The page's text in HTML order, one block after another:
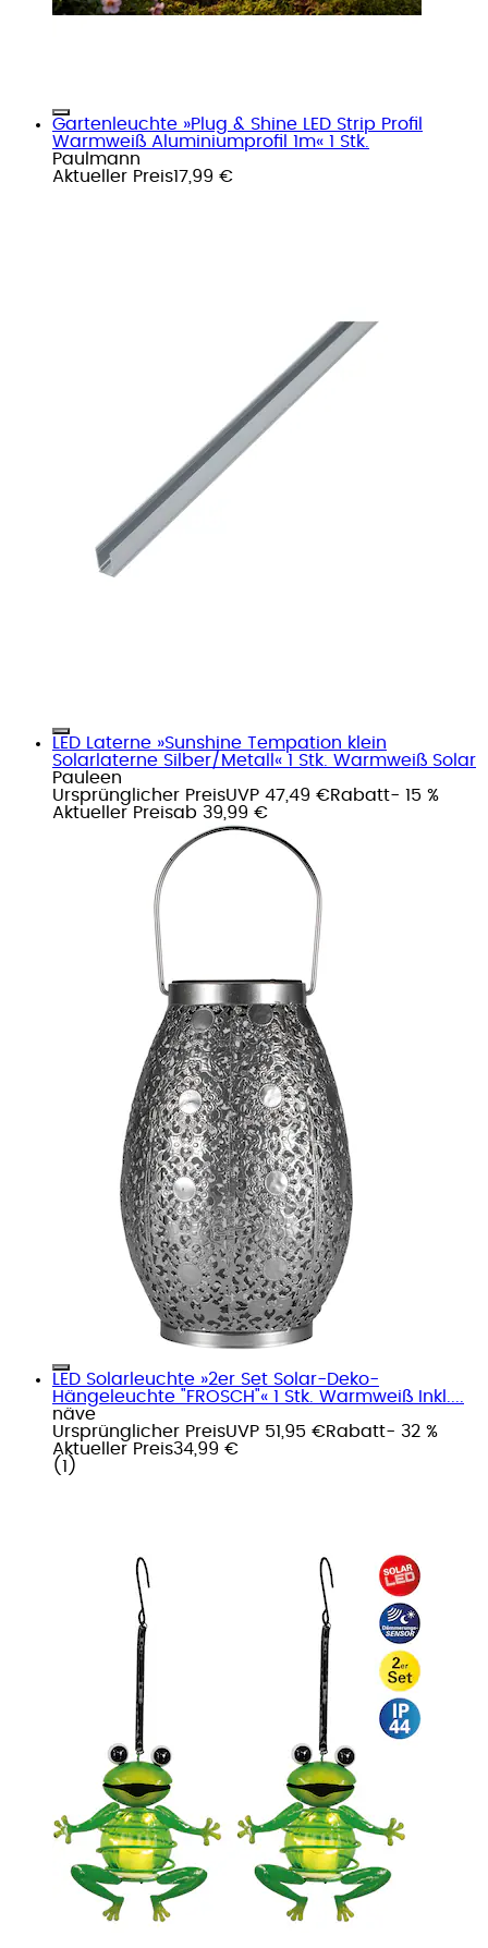
Gartenleuchte »Plug & Shine LED Strip Profil
Warmweiß Aluminiumprofil 1m« 1 Stk.
Paulmann
Aktueller Preis17,99 €
LED Laterne »Sunshine Tempation klein
Solarlaterne Silber/Metall« 1 Stk. Warmweiß Solar
Pauleen
Ursprünglicher PreisUVP 47,49 €Rabatt- 15 %
Aktueller Preisab 39,99 €
LED Solarleuchte »2er Set Solar-Deko-
Hängeleuchte "FROSCH"« 1 Stk. Warmweiß Inkl....
näve
Ursprünglicher PreisUVP 51,95 €Rabatt- 32 %
Aktueller Preis34,99 €
( 1 )